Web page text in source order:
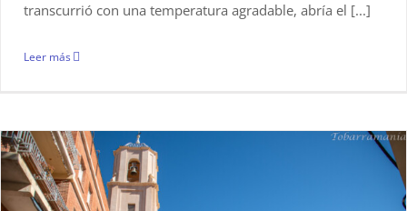
transcurrió con una temperatura agradable, abría el [...]
Leer más